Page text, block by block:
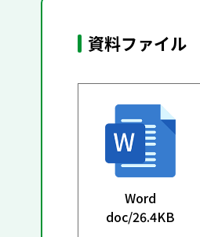
資料ファイル
Word
doc/26.4KB